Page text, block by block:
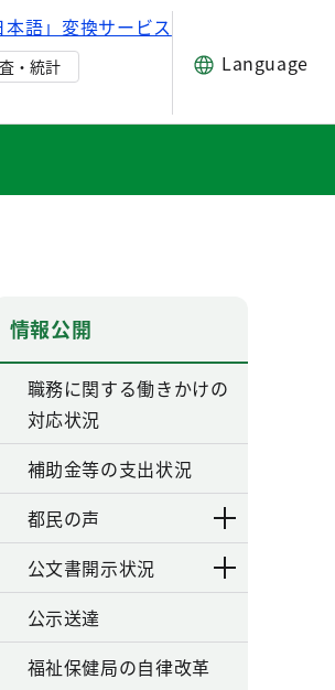
本語」変換サービス
・統計
Language
令和4年度 交際費の執行状況
情報公開
職務に関する働きかけの
対応状況
補助金等の支出状況
都民の声
公文書開示状況
公示送達
福祉保健局の自律改革